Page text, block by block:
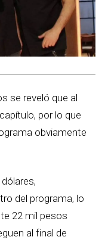
se reveló que al
por lo que
obviamente
del programa, lo
22 mil pesos
al final de